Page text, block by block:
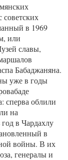
в 1969
или
славы,
Бабаджаняна.
уже в годы
сперва облили
на
в Чардахлу
в
войны. В их
генералы и